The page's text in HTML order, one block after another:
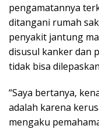
pengamatannya
ditangani rumah
penyakit jantung
disusul kanker dan
tidak bisa
“Saya bertanya,
adalah karena
mengaku